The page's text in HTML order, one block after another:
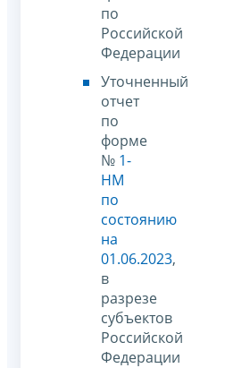
по
Российской
Федерации
Уточненный
отчет
по
форме
№ 1-
НМ
по
состоянию
на
01.06.2023,
в
разрезе
субъектов
Российской
Федерации